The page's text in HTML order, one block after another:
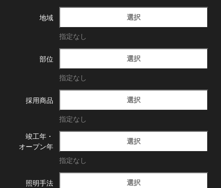
地域 選択
指定なし
部位 選択
指定なし
採用商品 選択
指定なし
竣工年・
オープン年
選択
指定なし
照明手法 選択